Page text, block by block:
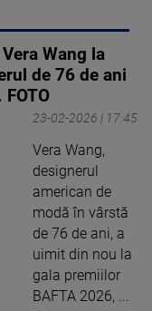
Wang la
de 76 de ani
23-02-2026 | 17:45
Vera Wang,
designerul
american de
modă în vârstă
de 76 de ani, a
uimit din nou la
gala premiilor
BAFTA 2026, ...